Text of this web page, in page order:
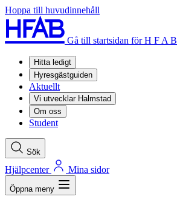
Hoppa till huvudinnehåll
Gå till startsidan för H F A B
Hitta ledigt
Hyresgästguiden
Aktuellt
Vi utvecklar Halmstad
Om oss
Student
Sök
Hjälpcenter Mina sidor
Öppna meny